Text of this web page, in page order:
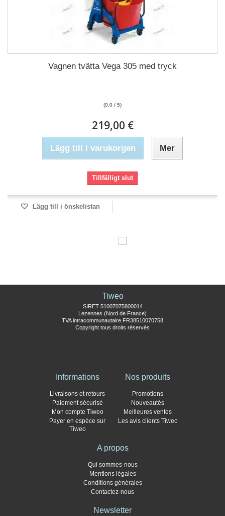
Vagnen tvätta Vega 305 med tryck
(0.0 / 5)
219,00 €
Lägg till i varukorgen Mer
Tillfälligt slut
Lägg till i önskelistan
Tiweo
SIRET 51007075800014
Lezennes (Nord de France)
TVA intracommunautaire FR38510070758
Copyright tous droits réservés
Informations
Livraisons et retours
Paiement sécurisé
Mon compte Tiweo
Payer en espèce sur
Tiweo
Nos produits
Promotions
Nouveautés
Meilleures ventes
Les avis clients Tiweo
A propos
Qui sommes-nous
Mentions légales
Conditions générales
Contactez-nous
Newsletter